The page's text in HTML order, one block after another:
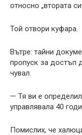
относно „втората
Той отвори куфара.
Вътре: тайни
пропуск за достъп
чувал.
— Тя ви е
управлявала 40
Помислих, че